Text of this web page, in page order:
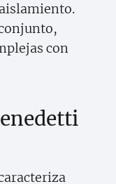
con